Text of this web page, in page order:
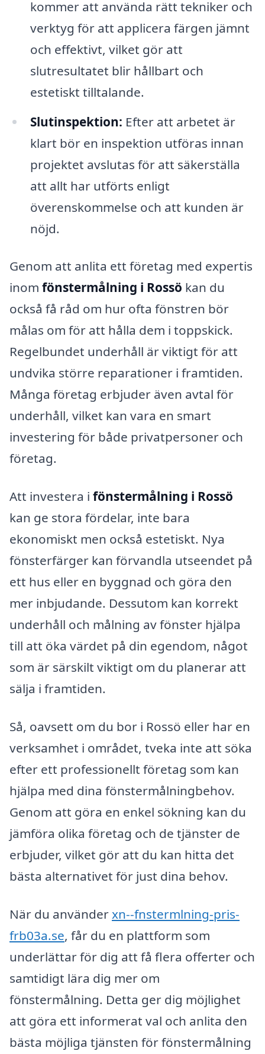
kommer att använda rätt tekniker och
verktyg för att applicera färgen jämnt
och effektivt, vilket gör att
slutresultatet blir hållbart och
estetiskt tilltalande.
Slutinspektion: Efter att arbetet är
klart bör en inspektion utföras innan
projektet avslutas för att säkerställa
att allt har utförts enligt
överenskommelse och att kunden är
nöjd.
Genom att anlita ett företag med expertis
inom fönstermålning i Rossö kan du
också få råd om hur ofta fönstren bör
målas om för att hålla dem i toppskick.
Regelbundet underhåll är viktigt för att
undvika större reparationer i framtiden.
Många företag erbjuder även avtal för
underhåll, vilket kan vara en smart
investering för både privatpersoner och
företag.
Att investera i fönstermålning i Rossö
kan ge stora fördelar, inte bara
ekonomiskt men också estetiskt. Nya
fönsterfärger kan förvandla utseendet på
ett hus eller en byggnad och göra den
mer inbjudande. Dessutom kan korrekt
underhåll och målning av fönster hjälpa
till att öka värdet på din egendom, något
som är särskilt viktigt om du planerar att
sälja i framtiden.
Så, oavsett om du bor i Rossö eller har en
verksamhet i området, tveka inte att söka
efter ett professionellt företag som kan
hjälpa med dina fönstermålningbehov.
Genom att göra en enkel sökning kan du
jämföra olika företag och de tjänster de
erbjuder, vilket gör att du kan hitta det
bästa alternativet för just dina behov.
När du använderxn--fnstermlning-pris-
frb03a.se, får du en plattform som
underlättar för dig att få flera offerter och
samtidigt lära dig mer om
fönstermålning. Detta ger dig möjlighet
att göra ett informerat val och anlita den
bästa möjliga tjänsten för fönstermålning